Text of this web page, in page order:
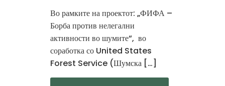
Во рамките на проектот: „ФИФА –
Борба против нелегални
активности во шумите“, во
соработка со United States
Forest Service (Шумска […]